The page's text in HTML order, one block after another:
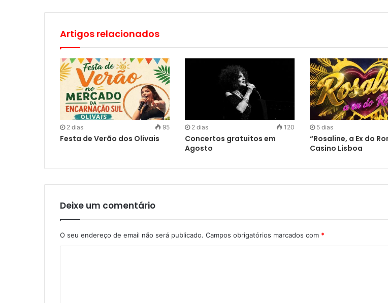
Artigos relacionados
2 dias 95
Festa de Verão dos Olivais
2 dias 120
Concertos gratuitos em
Agosto
5 dias
“Rosaline, a Ex do
Casino Lisboa
Deixe um comentário
O seu endereço de email não será publicado. Campos obrigatórios marcados com *